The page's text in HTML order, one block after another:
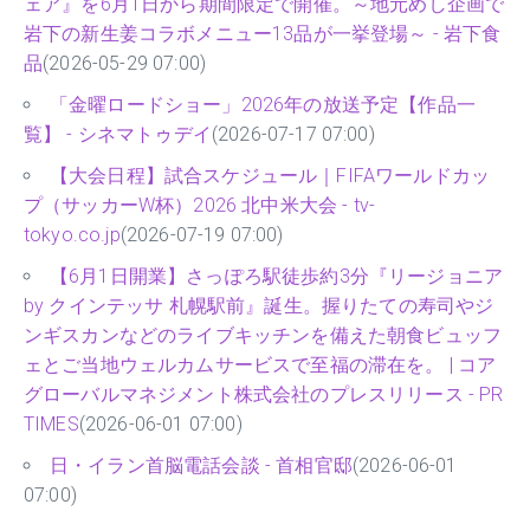
ェア』を6月1日から期間限定で開催。～地元めし企画で
岩下の新生姜コラボメニュー13品が一挙登場～ - 岩下食
品(2026-05-29 07:00)
「金曜ロードショー」2026年の放送予定【作品一
覧】 - シネマトゥデイ (2026-07-17 07:00)
【大会日程】試合スケジュール｜FIFAワールドカッ
プ（サッカーW杯）2026 北中米大会 - tv-
tokyo.co.jp(2026-07-19 07:00)
【6月1日開業】さっぽろ駅徒歩約3分『リージョニア
by クインテッサ 札幌駅前』誕生。握りたての寿司やジ
ンギスカンなどのライブキッチンを備えた朝食ビュッフ
ェとご当地ウェルカムサービスで至福の滞在を。 | コア
グローバルマネジメント株式会社のプレスリリース - PR
TIMES(2026-06-01 07:00)
日・イラン首脳電話会談 - 首相官邸(2026-06-01
07:00)